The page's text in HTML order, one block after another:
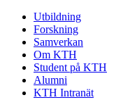
Utbildning
Forskning
Samverkan
Om KTH
Student på KTH
Alumni
KTH Intranät